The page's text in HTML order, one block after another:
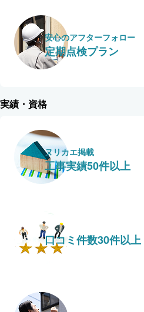
安心のアフターフォロー
定期点検プラン
実績・資格
ヌリカエ掲載
工事実績50件以上
口コミ件数30件以上